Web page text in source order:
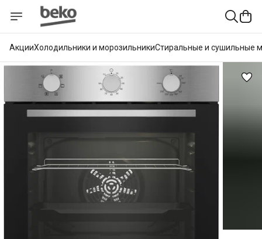
АкцииХолодильники и морозильникиСтиральные и сушильные